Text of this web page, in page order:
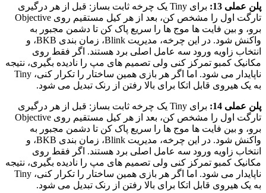
پلن عملی 13:
برای Tiny یک چرخه ثابت بساز: قبل از هر درگیری
تارگت اول را مشخص کن، بعد از هر کیل مستقیم روی Objective
برو، و بین فایت ها موج ها را سریع پاک کن تا دشمن مجبور به
واکنش شود. در این چرخه، مدیریت Blink، زمان بندی BKB، و
انتخاب زاویه ورود سه عامل اصلی برد هستند. اگر فقط روی
مکانیک کمبو تمرکز کنی ولی تصمیم های مپ را نادیده بگیری، نتیجه
ناپایدار می شود. اما اگر هر بازی همین ساختار را تکرار کنی، Tiny
به یک هیروی قابل اتکا برای بالا رفتن از رنک تبدیل می شود.
پلن عملی 14:
برای Tiny یک چرخه ثابت بساز: قبل از هر درگیری
تارگت اول را مشخص کن، بعد از هر کیل مستقیم روی Objective
برو، و بین فایت ها موج ها را سریع پاک کن تا دشمن مجبور به
واکنش شود. در این چرخه، مدیریت Blink، زمان بندی BKB، و
انتخاب زاویه ورود سه عامل اصلی برد هستند. اگر فقط روی
مکانیک کمبو تمرکز کنی ولی تصمیم های مپ را نادیده بگیری، نتیجه
ناپایدار می شود. اما اگر هر بازی همین ساختار را تکرار کنی، Tiny
به یک هیروی قابل اتکا برای بالا رفتن از رنک تبدیل می شود.